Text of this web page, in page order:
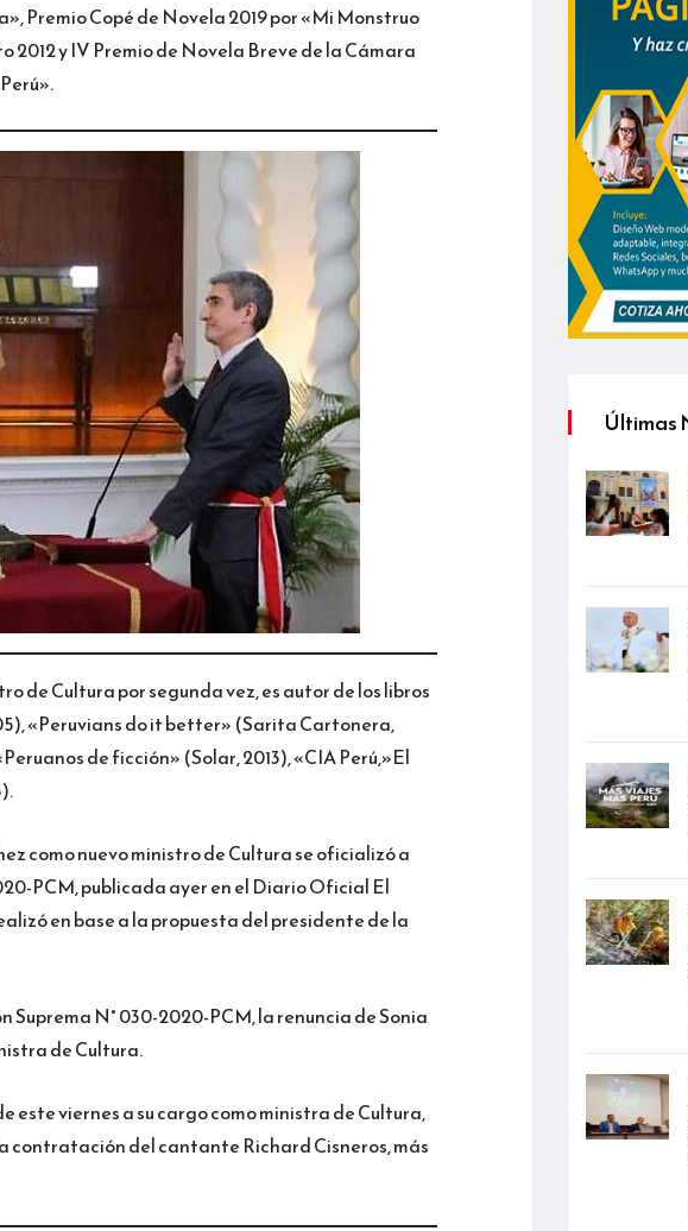
Premio Copé de Novela 2019 por «Mi Monstruo
2012 y IV Premio de Novela Breve de la Cámara
de Cultura por segunda vez, es autor de los libros
«Peruvians do it better» (Sarita Cartonera,
de ficción» (Solar, 2013), «CIA Perú,»El
como nuevo ministro de Cultura se oficializó a
PCM, publicada ayer en el Diario Oficial El
en base a la propuesta del presidente de la
N° 030-2020-PCM, la renuncia de Sonia
de Cultura.
este viernes a su cargo como ministra de Cultura,
contratación del cantante Richard Cisneros, más
Últimas